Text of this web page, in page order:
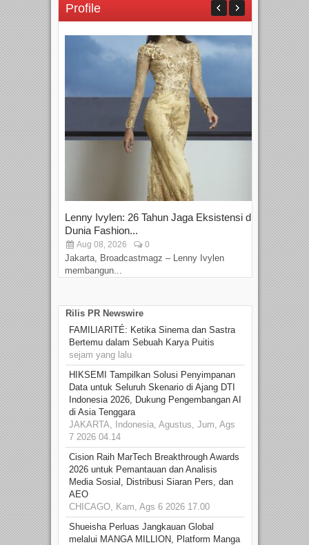
Profile
Lenny Ivylen: 26 Tahun Jaga Eksistensi di
Dunia Fashion...
Aug 08, 2026 0
Jakarta, Broadcastmagz – Lenny Ivylen
membangun...
Rilis PR Newswire
FAMILIARITÉ: Ketika Sinema dan Sastra
Bertemu dalam Sebuah Karya Puitis
sejam yang lalu
HIKSEMI Tampilkan Solusi Penyimpanan
Data untuk Seluruh Skenario di Ajang DTI
Indonesia 2026, Dukung Pengembangan AI
di Asia Tenggara
JAKARTA, Indonesia, Agustus, Jum, Ags
7 2026 04.14
Cision Raih MarTech Breakthrough Awards
2026 untuk Pemantauan dan Analisis
Media Sosial, Distribusi Siaran Pers, dan
AEO
CHICAGO, Kam, Ags 6 2026 17.00
Shueisha Perluas Jangkauan Global
melalui MANGA MILLION, Platform Manga